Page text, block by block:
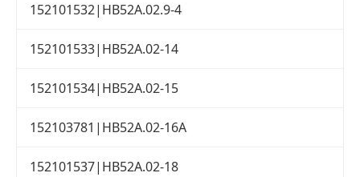
152101532|HB52A.02.9-4
152101533|HB52A.02-14
152101534|HB52A.02-15
152103781|HB52A.02-16A
152101537|HB52A.02-18